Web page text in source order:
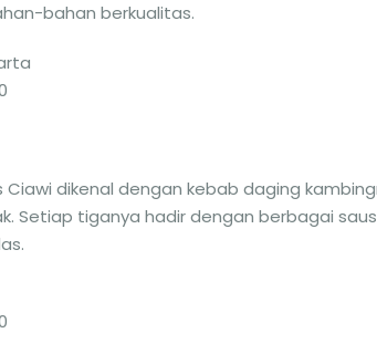
bahan berkualitas.
dikenal dengan kebab daging
Setiap tiganya hadir dengan berbagai